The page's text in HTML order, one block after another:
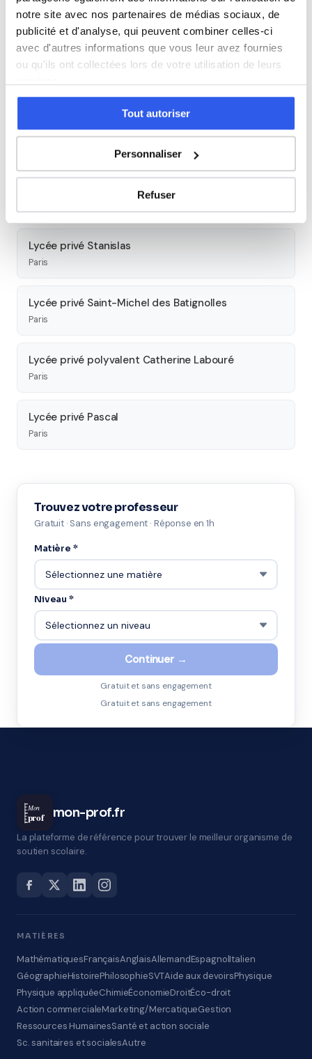
notre site avec nos partenaires de médias sociaux, de
publicité et d'analyse, qui peuvent combiner celles-ci
avec d'autres informations que vous leur avez fournies
ou qu'ils ont collectées lors de votre utilisation de leurs
Tout autoriser
Personnaliser
Refuser
Tous les cours particuliers à Paris
Découvrez l'ensemble de notre offre à Paris :
cours à Paris →
Autres lycées à proximité
Lycée privé Sainte-Ursule Louise de Bettignies
Lycée privé La Rochefoucauld
Lycée privé Stanislas
Paris
Lycée privé Saint-Michel des Batignolles
Paris
Lycée privé polyvalent Catherine Labouré
Paris
Lycée privé Pascal
Paris
Trouvez votre professeur
Gratuit · Sans engagement · Réponse en 1h
Matière *
Niveau *
Continuer →
Gratuit et sans engagement
Gratuit et sans engagement
Mon
prof mon-prof.fr
La plateforme de référence pour trouver le meilleur organisme de
soutien scolaire.
MATIÈRES
MathématiquesFrançaisAnglaisAllemandEspagnolItalien
GéographieHistoirePhilosophieSVTAide aux devoirsPhysique
Physique appliquéeChimieÉconomieDroitÉco-droit
Action commercialeMarketing/MercatiqueGestion
Ressources HumainesSanté et action sociale
Sc. sanitaires et socialesAutre